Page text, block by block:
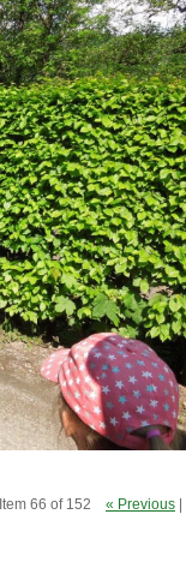
Item 66 of 152 « Previous |